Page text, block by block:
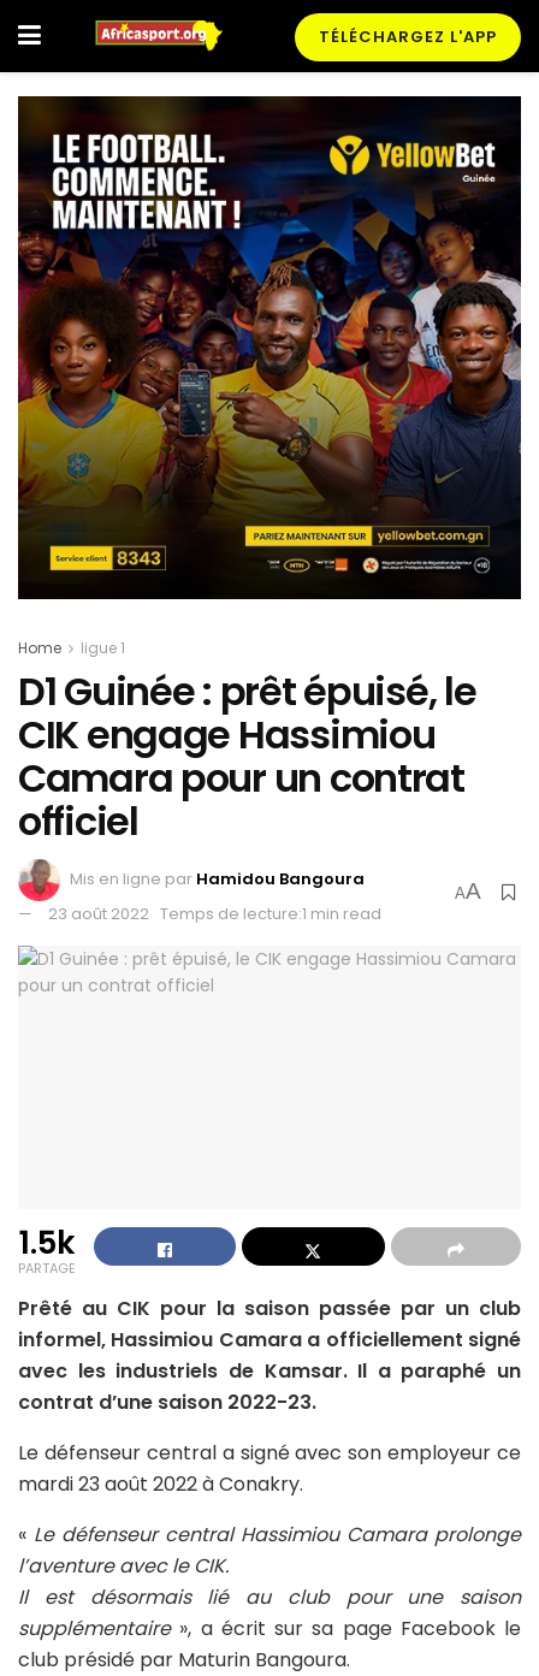
TÉLÉCHARGEZ L'APP
Home ligue 1
D1 Guinée : prêt épuisé, le
CIK engage Hassimiou
Camara pour un contrat
officiel
Mis en ligne par Hamidou Bangoura
23 août 2022 Temps de lecture:1 min read
AA
1.5k
PARTAGE
Prêté au CIK pour la saison passée par un club
informel, Hassimiou Camara a officiellement signé
avec les industriels de Kamsar. Il a paraphé un
contrat d’une saison 2022-23.
Le défenseur central a signé avec son employeur ce
mardi 23 août 2022 à Conakry.
« Le défenseur central Hassimiou Camara prolonge
l’aventure avec le CIK.
Il est désormais lié au club pour une saison
supplémentaire», a écrit sur sa page Facebook le
club présidé par Maturin Bangoura.